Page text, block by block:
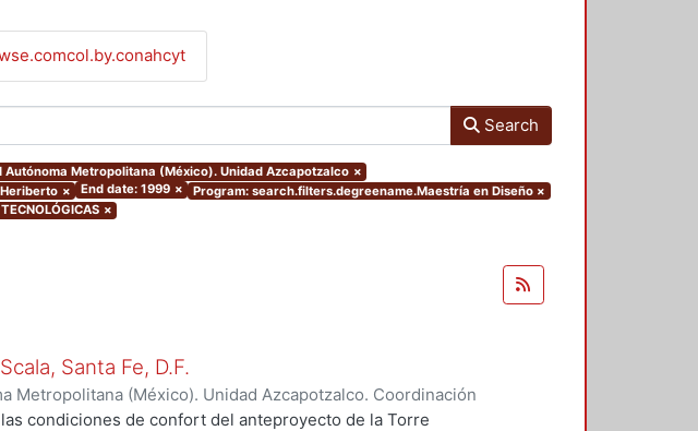
Search
Metropolitana (México). Unidad Azcapotzalco ×
× End date: 1999 × Program: search.filters.degreename.Maestría en Diseño ×
×
Santa Fe, D.F.
Metropolitana (México). Unidad Azcapotzalco. Coordinación
,1999)Corro Eguia, Guillermo Heriberto
condiciones de confort del anteproyecto de la Torre